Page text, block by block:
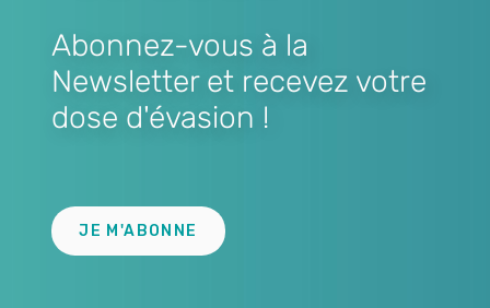
Abonnez-vous à la
Newsletter et recevez votre
dose d'évasion !
JE M'ABONNE